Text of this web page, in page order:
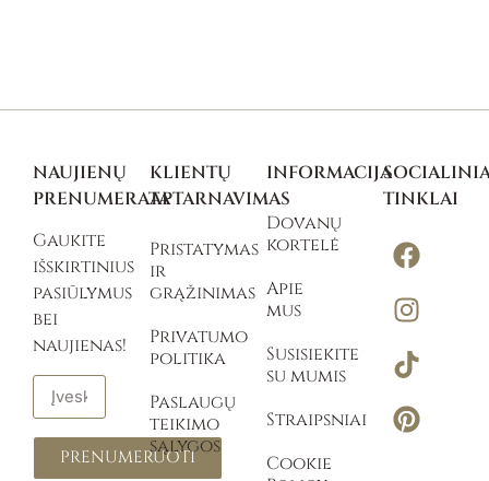
NAUJIENŲ
PRENUMERATA
Gaukite
išskirtinius
pasiūlymus
bei
naujienas!
PRENUMERUOTI
KLIENTŲ
APTARNAVIMAS
Pristatymas
ir
grąžinimas
Privatumo
politika
Paslaugų
teikimo
sąlygos
INFORMACIJA
Dovanų
kortelė
Apie
mus
Susisiekite
su mumis
Straipsniai
Cookie
TINKLAI